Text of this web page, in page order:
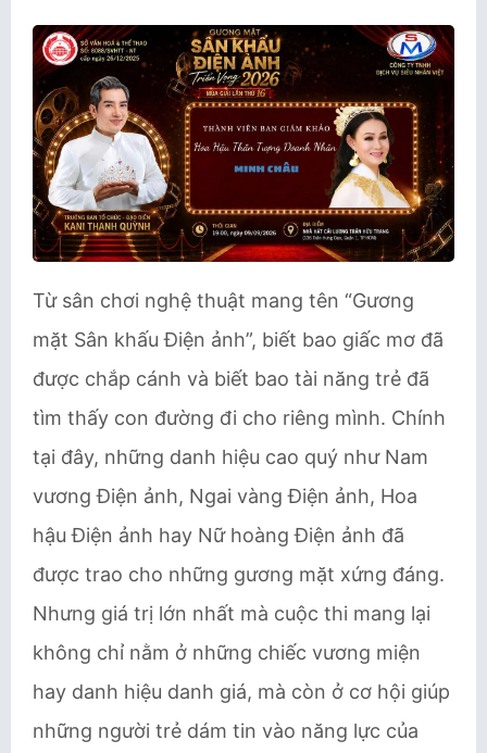
Từ sân chơi nghệ thuật mang tên “Gương
mặt Sân khấu Điện ảnh”, biết bao giấc mơ đã
được chắp cánh và biết bao tài năng trẻ đã
tìm thấy con đường đi cho riêng mình. Chính
tại đây, những danh hiệu cao quý như Nam
vương Điện ảnh, Ngai vàng Điện ảnh, Hoa
hậu Điện ảnh hay Nữ hoàng Điện ảnh đã
được trao cho những gương mặt xứng đáng.
Nhưng giá trị lớn nhất mà cuộc thi mang lại
không chỉ nằm ở những chiếc vương miện
hay danh hiệu danh giá, mà còn ở cơ hội giúp
những người trẻ dám tin vào năng lực của